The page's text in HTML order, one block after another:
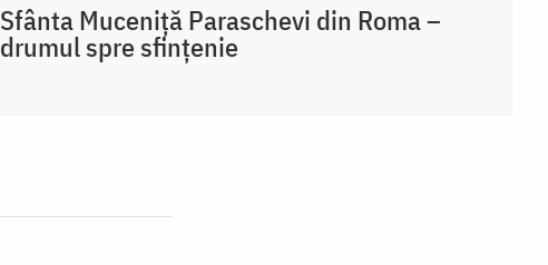
Sfânta Muceniță Paraschevi din Roma –
drumul spre sfințenie